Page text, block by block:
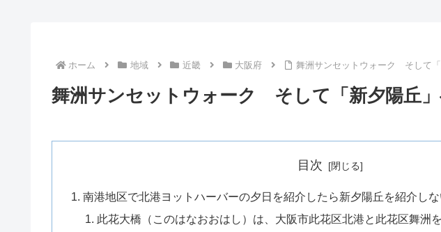
ホーム 地域 近畿 大阪府 舞洲サンセットウォーク そして
舞洲サンセットウォーク そして「新夕陽丘
目次
南港地区で北港ヨットハーバーの夕日を紹介したら新夕陽丘を紹介し
此花大橋（このはなおおはし）は、大阪市此花区北港と此花区舞洲